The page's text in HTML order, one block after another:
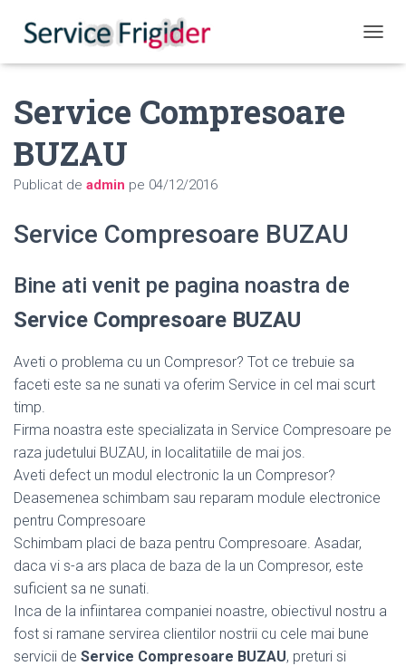
Service Compresoare
BUZAU
Publicat de admin pe 04/12/2016
Service Compresoare BUZAU
Bine ati venit pe pagina noastra de
Service Compresoare BUZAU
Aveti o problema cu un Compresor? Tot ce trebuie sa
faceti este sa ne sunati va oferim Service in cel mai scurt
timp.
Firma noastra este specializata in Service Compresoare pe
raza judetului BUZAU, in localitatiile de mai jos.
Aveti defect un modul electronic la un Compresor?
Deasemenea schimbam sau reparam module electronice
pentru Compresoare
Schimbam placi de baza pentru Compresoare. Asadar,
daca vi s-a ars placa de baza de la un Compresor, este
suficient sa ne sunati.
Inca de la infiintarea companiei noastre, obiectivul nostru a
fost si ramane servirea clientilor nostrii cu cele mai bune
servicii de Service Compresoare BUZAU, preturi si